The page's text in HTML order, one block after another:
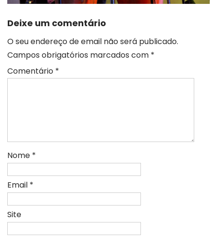
Deixe um comentário
O seu endereço de email não será publicado.
Campos obrigatórios marcados com *
Comentário *
Nome *
Email *
Site